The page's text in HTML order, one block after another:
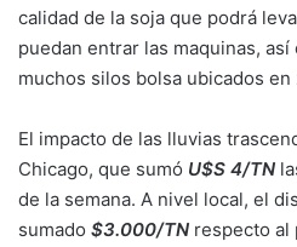
calidad de la soja que podrá
puedan entrar las maquinas, así
muchos silos bolsa ubicados en
El impacto de las lluvias
Chicago, que sumó U$S 4/TN
de la semana. A nivel local, el
sumado $3.000/TN respecto al